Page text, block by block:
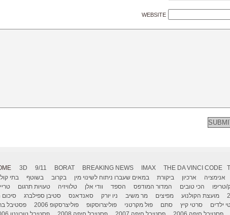
WEBSITE
3D 9/11 BORAT BREAKING NEWS IMAX THE DA VINCI CODE
אנימציה ארכיון ביקורת במאים שעברו ניתוח לשינוי מין בקרוב בשוטף בתי
טריפו הכי טובים המדור המודפס הספד וודי אלן טלוויזיה טעויות תרגום
מועצת הקולנוע מפיצים מר משיב ניו יורק סאנדאנס סטיבן ספילברג
ילדים סרטי קיץ סתם פול מקרטני פוליצרוסקופ פוליצרסקופ 2006 פסטיבל ברלין